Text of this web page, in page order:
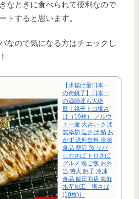
なときに食べられて便利なので
トすると思います。
なので気になる方はチェックし
【水揚げ量日本一
の街銚子】日本一
の漁師達も大絶
賛！銚子トロ塩さ
ば（10枚） ノルウ
ェー産 大きい さば
無添加 塩さば 鯖 お
かず 送料無料 冷凍
食品 贅沢 魚 サバ
しおさば トロさば
グルメ 晩ご飯 お弁
当 特大 銚子 冷凍
食品 飯田商店 海鮮
水産加工［塩さば
(10枚)］